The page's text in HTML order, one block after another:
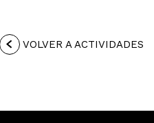
VOLVER A ACTIVIDADES